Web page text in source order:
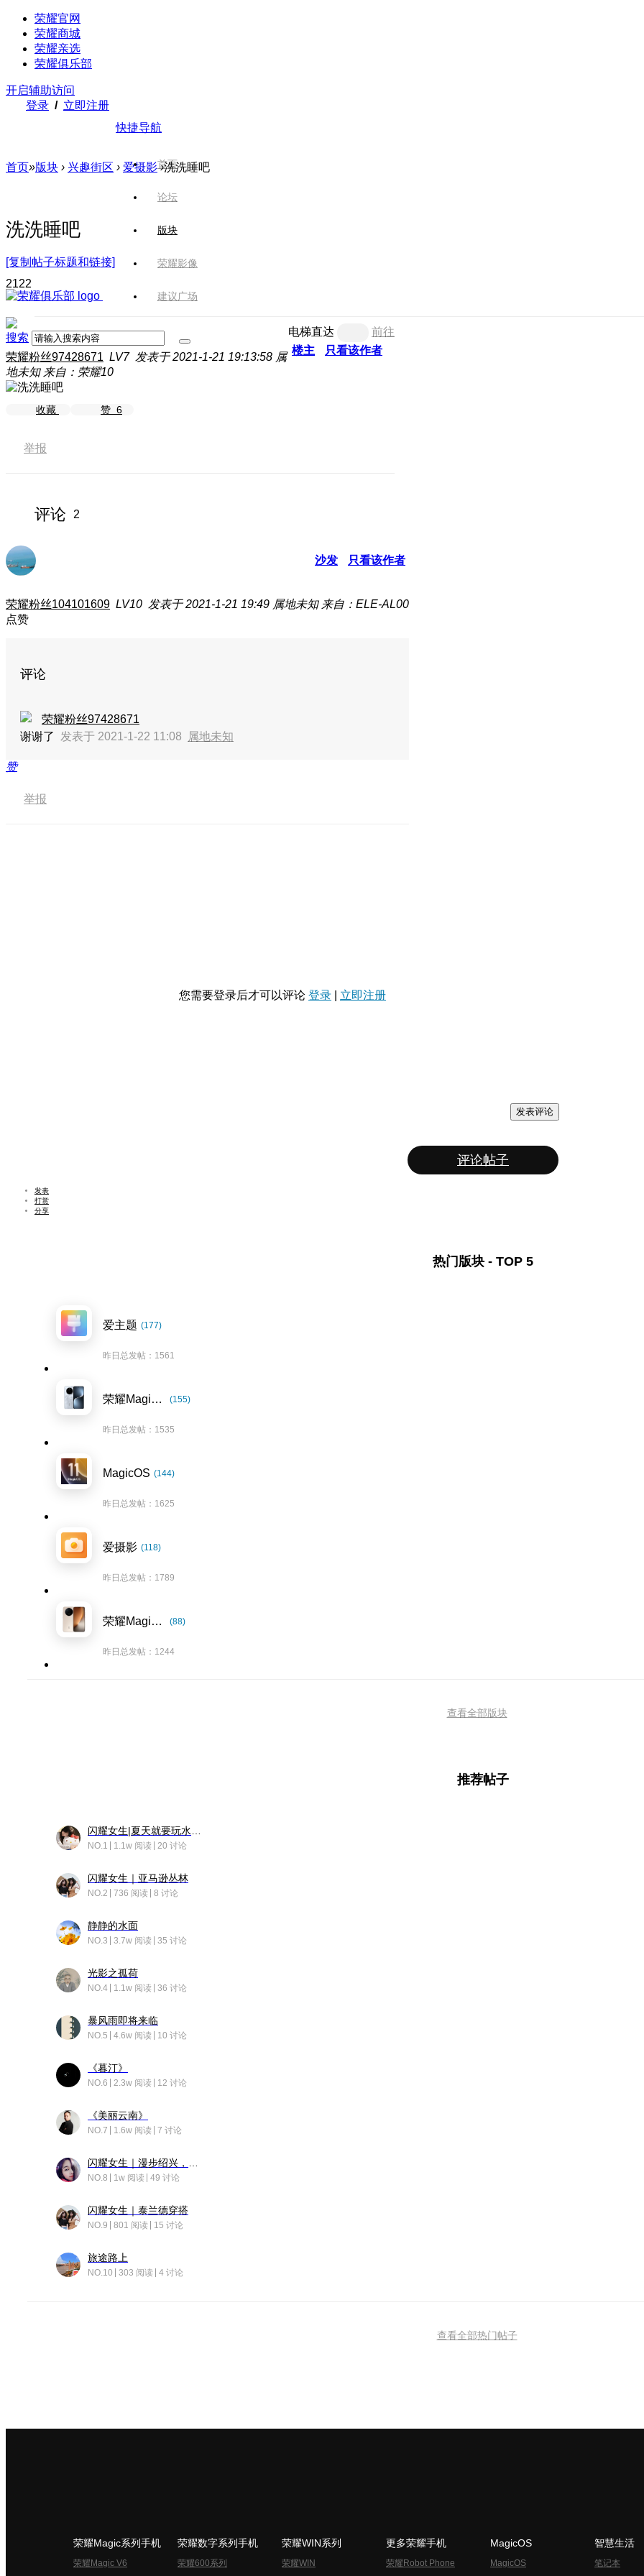
荣耀官网
荣耀商城
荣耀亲选
荣耀俱乐部
开启辅助访问
登录 / 立即注册
快捷导航
首页
论坛
版块
荣耀影像
建议广场
搜索
首页»版块 › 兴趣街区 › 爱摄影 ›洗洗睡吧
洗洗睡吧
[复制帖子标题和链接]
2122
电梯直达
前往
楼主
只看该作者
荣耀粉丝97428671 LV7 发表于 2021-1-21 19:13:58 属
地未知 来自：荣耀10
收藏 赞 6
举报
评论 2
沙发 只看该作者
荣耀粉丝104101609 LV10 发表于 2021-1-21 19:49 属地未知 来自：ELE-AL00
点赞
评论
荣耀粉丝97428671
谢谢了 发表于 2021-1-22 11:08 属地未知
赞
举报
您需要登录后才可以评论 登录 立即注册
发表评论
评论帖子
发表
打赏
分享
热门版块 - TOP 5
爱主题 (177)
昨日总发帖：1561
荣耀Magic7系列 (155)
昨日总发帖：1535
MagicOS (144)
昨日总发帖：1625
爱摄影 (118)
昨日总发帖：1789
荣耀Magic8系列 (88)
昨日总发帖：1244
查看全部版块
推荐帖子
NO.1 1.1w 阅读 20 讨论
闪耀女生｜亚马逊丛林
NO.2 736 阅读 8 讨论
静静的水面
NO.3 3.7w 阅读 35 讨论
光影之孤荷
NO.4 1.1w 阅读 36 讨论
暴风雨即将来临
NO.5 4.6w 阅读 10 讨论
《暮汀》
NO.6 2.3w 阅读 12 讨论
《美丽云南》
NO.7 1.6w 阅读 7 讨论
NO.8 1w 阅读 49 讨论
闪耀女生｜泰兰德穿搭
NO.9 801 阅读 15 讨论
旅途路上
NO.10 303 阅读 4 讨论
查看全部热门帖子
荣耀Magic系列手机
荣耀Magic V6
荣耀数字系列手机
荣耀600系列
荣耀WIN系列
荣耀WIN
更多荣耀手机
荣耀Robot Phone
MagicOS
MagicOS
智慧生活
笔记本